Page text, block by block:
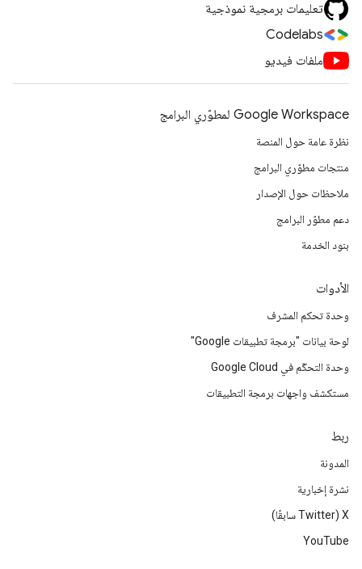
تعليمات برمجية نموذجية
Codelabs
ملفات فيديو
Google Workspace لمطوّري البرامج
نظرة عامة حول المنصة
منتجات مطوّري البرامج
ملاحظات حول الإصدار
دعم مطوّر البرامج
بنود الخدمة
الأدوات
وحدة تحكم المشرف
لوحة بيانات "برمجة تطبيقات Google"
وحدة التحكّم في Google Cloud
مستكشف واجهات برمجة التطبيقات
ربط
المدونة
نشرة إخبارية
‫X ‏(Twitter سابقًا)
YouTube